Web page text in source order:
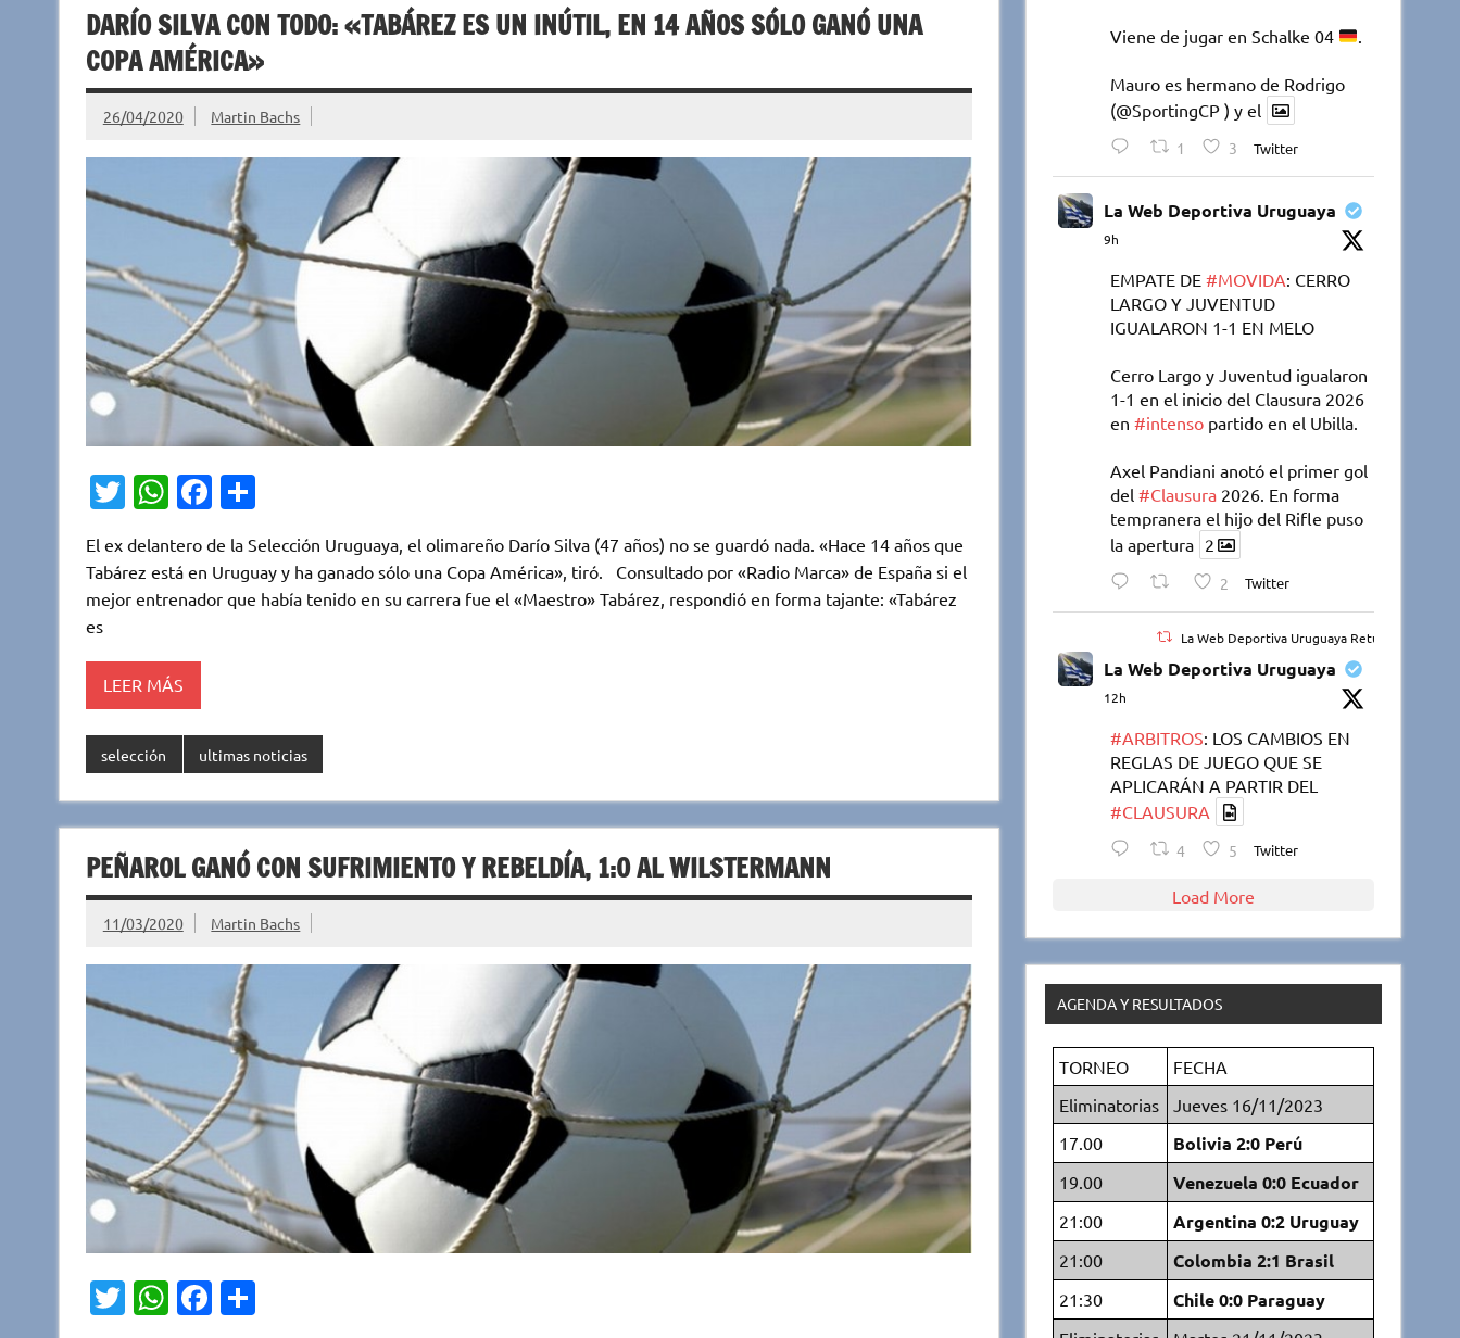
DARÍO SILVA CON TODO: «TABÁREZ ES UN INÚTIL, EN 14 AÑOS SÓLO GANÓ UNA
COPA AMÉRICA»
26/04/2020 Martin Bachs
T
it
te
W
at
s
p
p
Fa
e
b
C
m
p
El ex delantero de la Selección Uruguaya, el olimareño Darío Silva (47 años) no se guardó nada. «Hace 14 años que
Tabárez está en Uruguay y ha ganado sólo una Copa América», tiró. Consultado por «Radio Marca» de España si el
mejor entrenador que había tenido en su carrera fue el «Maestro» Tabárez, respondió en forma tajante: «Tabárez
es
LEER MÁS
selección ultimas noticias
PEÑAROL GANÓ CON SUFRIMIENTO Y REBELDÍA, 1:0 AL WILSTERMANN
11/03/2020 Martin Bachs
T W Fa C
Viene de jugar en Schalke 04
Mauro es hermano de Rodrigo
(@SportingCP ) y el
1 3 Twitter
La Web Deportiva Uruguaya
9h
EMPATE DE#MOVIDA: CERRO
LARGO Y JUVENTUD
IGUALARON 1-1 EN MELO
Cerro Largo y Juventud igualaron
1-1 en el inicio del Clausura 2026
en#intenso partido en el Ubilla.
Axel Pandiani anotó el primer gol
del#Clausura 2026. En forma
tempranera el hijo del Rifle puso
la apertura 2
2 Twitter
La Web Deportiva Uruguaya Retuiteado
La Web Deportiva Uruguaya
12h
#ARBITROS: LOS CAMBIOS EN
REGLAS DE JUEGO QUE SE
APLICARÁN A PARTIR DEL
#CLAUSURA
4 5 Twitter
Load More
AGENDA Y RESULTADOS
TORNEO
FECHA
Eliminatorias
Jueves 16/11/2023
17.00
Bolivia 2:0 Perú
19.00 Venezuela 0:0 Ecuador
21:00 Argentina 0:2 Uruguay
21:00 Colombia 2:1 Brasil
21:30 Chile 0:0 Paraguay